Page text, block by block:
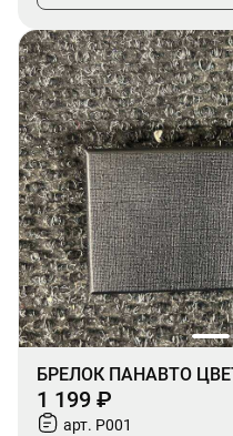
БРЕЛОК ПАНАВТО
1 199 ₽
арт. P001